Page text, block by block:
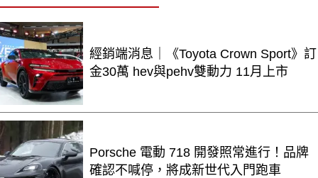
經銷端消息｜《Toyota Crown Sport》訂
金30萬 hev與pehv雙動力 11月上市
Porsche 電動 718 開發照常進行！品牌
確認不喊停，將成新世代入門跑車